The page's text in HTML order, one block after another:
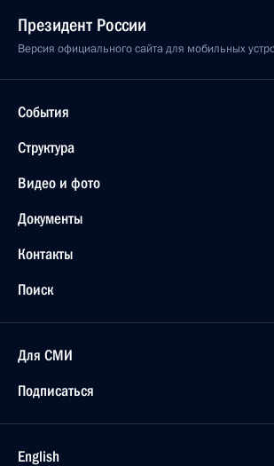
Президент России
Версия официального сайта для мобильных
События
Структура
Видео и фото
Документы
Контакты
Поиск
Для СМИ
Подписаться
English